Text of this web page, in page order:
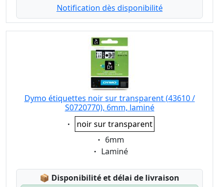
Notification dès disponibilité
Dymo étiquettes noir sur transparent (43610 /
S0720770), 6mm, laminé
Eigenschaft:
noir sur transparent
Eigenschaft:
6mm
Eigenschaft:
Laminé
📦 Lagerstatus:
Disponibilité et délai de livraison